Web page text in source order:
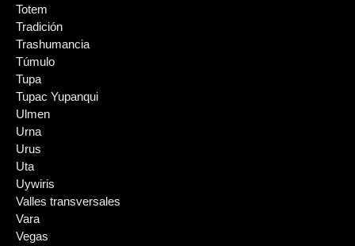
Totem
Tradición
Trashumancia
Túmulo
Tupa
Tupac Yupanqui
Ulmen
Urna
Urus
Uta
Uywiris
Valles transversales
Vara
Vegas